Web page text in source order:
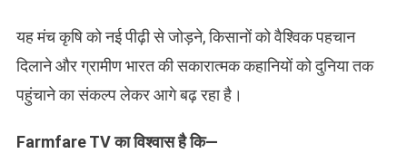
यह मंच कृषि को नई पीढ़ी से जोड़ने, किसानों को वैश्विक पहचान
दिलाने और ग्रामीण भारत की सकारात्मक कहानियों को दुनिया तक
पहुंचाने का संकल्प लेकर आगे बढ़ रहा है।
Farmfare TV का विश्वास है कि—